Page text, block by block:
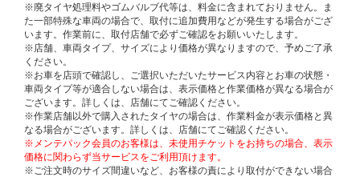
※廃タイヤ処理料やゴムバルブ代等は、料金に含まれておりません。ま
た一部特殊な車両の場合で、取付に追加費用などが発生する場合がござ
います。作業前に、取付店舗で必ずご確認をお願いいたします。
※店舗、車両タイプ、サイズにより価格が異なりますので、予めご了承
ください。
※お車を店頭で確認し、ご選択いただいたサービス内容とお車の状態・
車両タイプ等が適合しない場合は、表示価格と作業価格が異なる場合が
ございます。詳しくは、店舗にてご確認ください。
※作業店舗以外で購入されたタイヤの場合は、作業料金が表示価格と異
なる場合がございます。詳しくは、店舗にてご確認ください。
※メンテパック会員のお客様は、未使用チケットをお持ちの場合、表示
価格に関わらず当サービスをご利用頂けます。
※ご注文時のサイズ間違いなど、お客様の責により取付ができない場合